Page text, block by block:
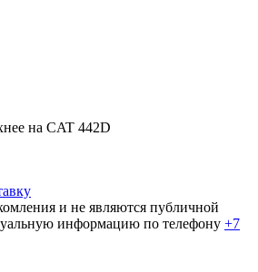
на CAT 442D
и не являются публичной
информацию по телефону +7